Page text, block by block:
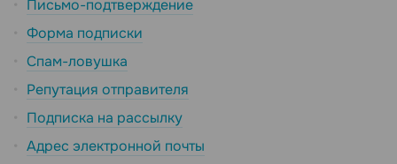
Письмо-подтверждение
Форма подписки
Спам-ловушка
Репутация отправителя
Подписка на рассылку
Адрес электронной почты